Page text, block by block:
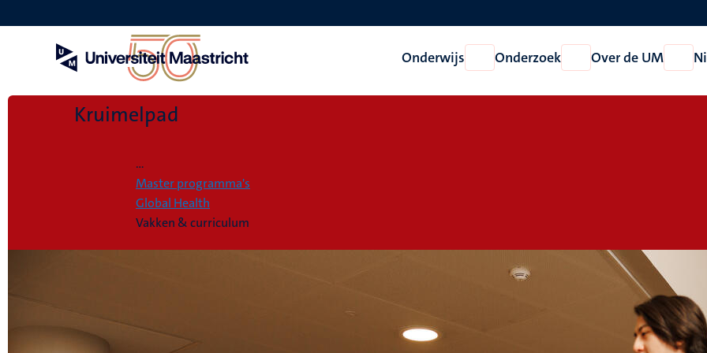
en
Onderwijs
Open
Onderwijs
Onderzoek
Open
Onderzoek
Over de UM
Open
Over
Kruimelpad
...
Master programma's
Global Health
Vakken & curriculum